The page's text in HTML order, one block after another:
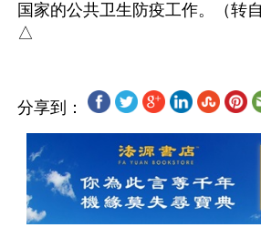
国家的公共卫生防疫工作。（转
分享到：